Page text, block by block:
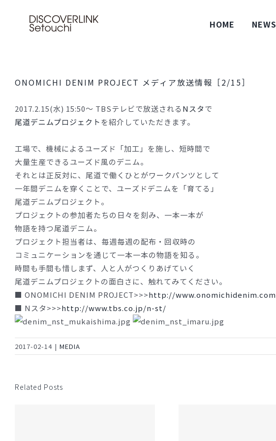
content
HOME NEWS
ONOMICHI DENIM PROJECT メディア放送情報［2/15］
2017.2.15(水) 15:50〜 TBSテレビで放送される Nスタで
尾道デニムプロジェクトを紹介していただきます。
工場で、機械によるユーズド「加工」を施し、短時間で
大量生産できるユーズド風のデニム。
それとは正反対に、尾道で働くひとがワークパンツとして
一年間デニムを穿くことで、ユーズドデニムを「育てる」
尾道デニムプロジェクト。
プロジェクトの参加者たちの日々を刻み、一本一本が
物語を持つ尾道デニム。
プロジェクト担当者は、毎週毎週の配布・回収時の
コミュニケーションを通じて一本一本の物語を知る。
時間も手間も惜しまず、人と人がつくりあげていく
尾道デニムプロジェクトの面白さに、触れてみてください。
■ ONOMICHI DENIM PROJECT>>>http://www.onomichidenim.com
■ Nスタ>>>http://www.tbs.co.jp/n-st/
2017-02-14 | MEDIA
Related Posts